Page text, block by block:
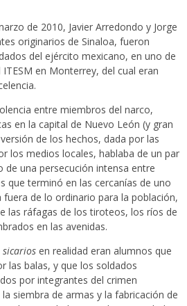
de 2010, Javier Arredondo y Jorge
originarios de Sinaloa, fueron
del ejército mexicano, en uno de
en Monterrey, del cual eran
entre miembros del narco,
en la capital de Nuevo León (y gran
de los hechos, dada por las
los medios locales, hablaba de un par
de una persecución intensa entre
que terminó en las cercanías de uno
fuera de lo ordinario para la población,
las ráfagas de los tiroteos, los ríos de
en las avenidas.
sicarios en realidad eran alumnos que
las balas, y que los soldados
por integrantes del crimen
siembra de armas y la fabricación de